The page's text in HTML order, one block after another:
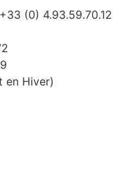
(0) 4.93.59.70.12
en Hiver)